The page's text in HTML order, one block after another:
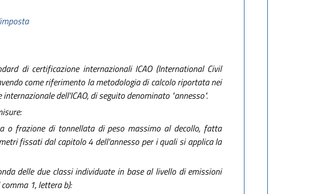
di certificazione internazionali ICAO (International Civil
come riferimento la metodologia di calcolo riportata nei
dell'ICAO, di seguito denominato "annesso".
frazione di tonnellata di peso massimo al decollo, fatta
fissati dal capitolo 4 dell'annesso per i quali si applica la
delle due classi individuate in base al livello di emissioni
1, lettera b):